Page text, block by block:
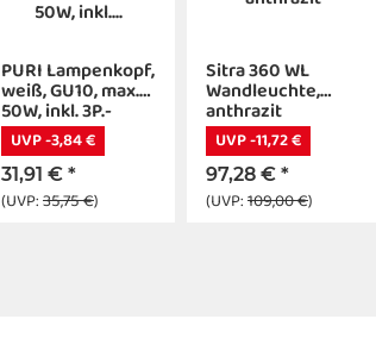
PURI Lampenkopf,
weiß, GU10, max.
50W, inkl. 3P.-
Adapter
UVP -3,84 €
31,91 € *
(UVP:35,75 €)
Sitra 360 WL
Wandleuchte,
anthrazit
UVP -11,72 €
97,28 € *
(UVP:109,00 €)